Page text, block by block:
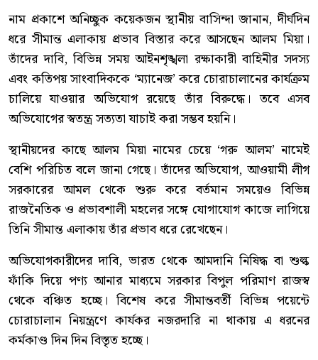
নাম প্রকাশে অনিচ্ছুক কয়েকজন স্থানীয় বাসিন্দা জানান, দীর্ঘদিন
ধরে সীমান্ত এলাকায় প্রভাব বিস্তার করে আসছেন আলম মিয়া।
তাঁদের দাবি, বিভিন্ন সময় আইনশৃঙ্খলা রক্ষাকারী বাহিনীর সদস্য
এবং কতিপয় সাংবাদিককে ‘ম্যানেজ’ করে চোরাচালানের কার্যক্রম
চালিয়ে যাওয়ার অভিযোগ রয়েছে তাঁর বিরুদ্ধে। তবে এসব
অভিযোগের স্বতন্ত্র সত্যতা যাচাই করা সম্ভব হয়নি।
স্থানীয়দের কাছে আলম মিয়া নামের চেয়ে ‘গরু আলম’ নামেই
বেশি পরিচিত বলে জানা গেছে। তাঁদের অভিযোগ, আওয়ামী লীগ
সরকারের আমল থেকে শুরু করে বর্তমান সময়েও বিভিন্ন
রাজনৈতিক ও প্রভাবশালী মহলের সঙ্গে যোগাযোগ কাজে লাগিয়ে
তিনি সীমান্ত এলাকায় তাঁর প্রভাব ধরে রেখেছেন।
অভিযোগকারীদের দাবি, ভারত থেকে আমদানি নিষিদ্ধ বা শুল্ক
ফাঁকি দিয়ে পণ্য আনার মাধ্যমে সরকার বিপুল পরিমাণ রাজস্ব
থেকে বঞ্চিত হচ্ছে। বিশেষ করে সীমান্তবর্তী বিভিন্ন পয়েন্টে
চোরাচালান নিয়ন্ত্রণে কার্যকর নজরদারি না থাকায় এ ধরনের
কর্মকাণ্ড দিন দিন বিস্তৃত হচ্ছে।